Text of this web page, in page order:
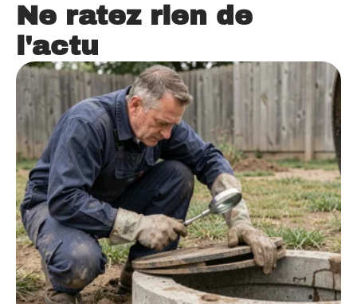
Ne ratez rien de
l'actu